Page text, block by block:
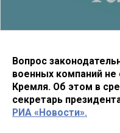
Вопрос
военных компаний не
Кремля. Об этом в
секретарь
РИА «Новости».